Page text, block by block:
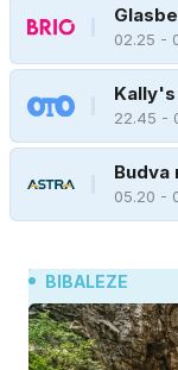
02.25 -
22.45 -
Budva
05.20 -
BIBALEZE